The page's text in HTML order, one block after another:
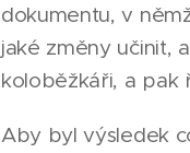
dokumentu, v
jaké změny učinit,
koloběžkáři, a pak
Aby byl výsledek